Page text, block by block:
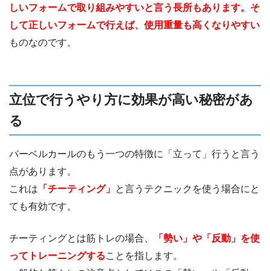
しいフォームで取り組みやすいと言う長所もあります。そ
して正しいフォームで行えば、使用重量も高くなりやすい
ものなのです。
立位で行うやり方に効果が高い秘密があ
る
バーベルカールのもう一つの特徴に「立って」行うと言う
点があります。
これは 「チーティング」 と言うテクニックを使う場合にと
ても有効です。
チーティングとは筋トレの場合、
「勢い」や「反動」を使
ってトレーニングすることを指します。